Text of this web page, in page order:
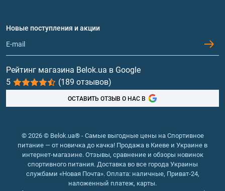
Обмен и возврат
Протеин
Гейнеры
Витамины и минералы
Рыбий жир, жирные кислоты
Новые поступления и акции
Рейтинг магазина Belok.ua в Google
5
(189 отзывов)
ОСТАВИТЬ ОТЗЫВ О НАС В
© 2026 © Belok.ua® - Самые выгодные цены на Спортивное
питание — от новичка до качка! Продажа в Киеве и Украине в
интернет-магазине. Отзывы, сравнение и обзоры новинок
спортивного питания. Доставка во все города Украины
службами «Новая Почта». Оплата: наличные, Приват-24,
наложенный платеж, карты.